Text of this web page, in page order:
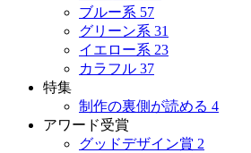
ブルー系 57
グリーン系 31
イエロー系 23
カラフル 37
特集
制作の裏側が読める 4
アワード受賞
グッドデザイン賞 2